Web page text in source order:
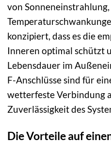
von Sonneneinstrahlung,
konzipiert, dass es die
Inneren optimal schützt
Lebensdauer im
F-Anschlüsse sind für
wetterfeste Verbindung
Zuverlässigkeit des
Die Vorteile auf